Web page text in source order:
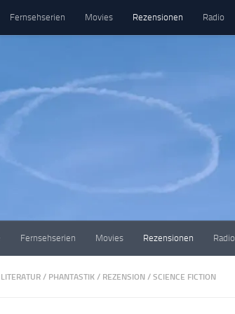
Fernsehserien Movies Rezensionen Radio
Fernsehserien Movies Rezensionen Radio
LITERATUR / PHANTASTIK / REZENSION / SCIENCE FICTION